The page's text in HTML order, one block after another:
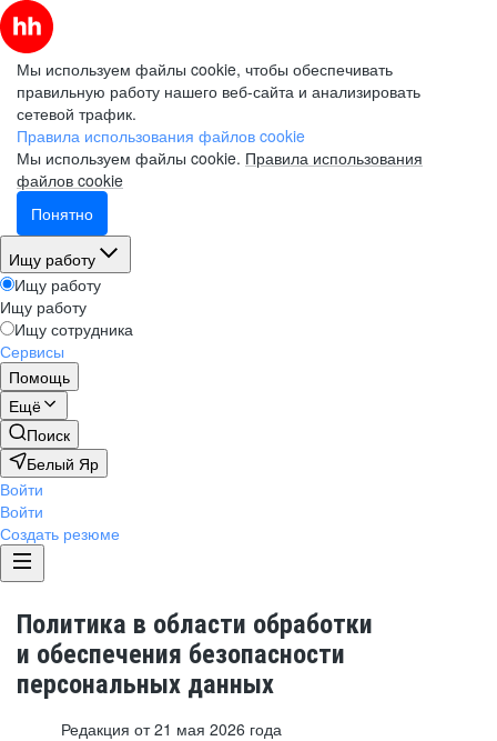
Мы используем файлы cookie, чтобы обеспечивать
правильную работу нашего веб-сайта и анализировать
сетевой трафик.
Правила использования файлов cookie
Мы используем файлы cookie. Правила использования
файлов cookie
Понятно
Ищу работу
Ищу работу
Ищу работу
Ищу сотрудника
Сервисы
Помощь
Ещё
Поиск
Белый Яр
Войти
Войти
Создать резюме
Политика в области обработки
и обеспечения безопасности
персональных данных
Редакция от 21 мая 2026 года